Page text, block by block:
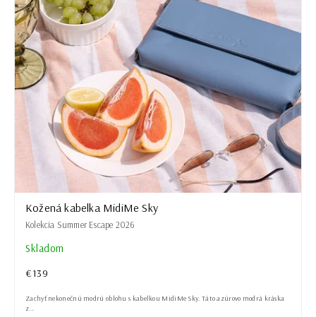
Kožená kabelka MidiMe Sky
Kolekcia Summer Escape 2026
Skladom
€139
Zachyť nekonečnú modrú oblohu s kabelkou MidiMe Sky. Táto azúrovo modrá kráska
z...